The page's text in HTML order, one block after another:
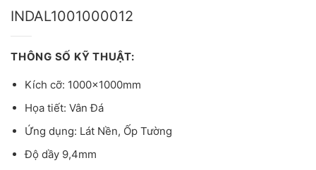
INDAL1001000012
THÔNG SỐ KỸ THUẬT:
Kích cỡ: 1000x1000mm
Họa tiết: Vân Đá
Ứng dụng: Lát Nền, Ốp Tường
Độ dầy 9,4mm